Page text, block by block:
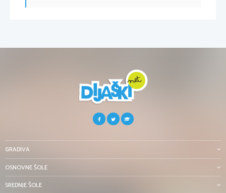
GRADIVA
OSNOVNE ŠOLE
SREDNJE ŠOLE